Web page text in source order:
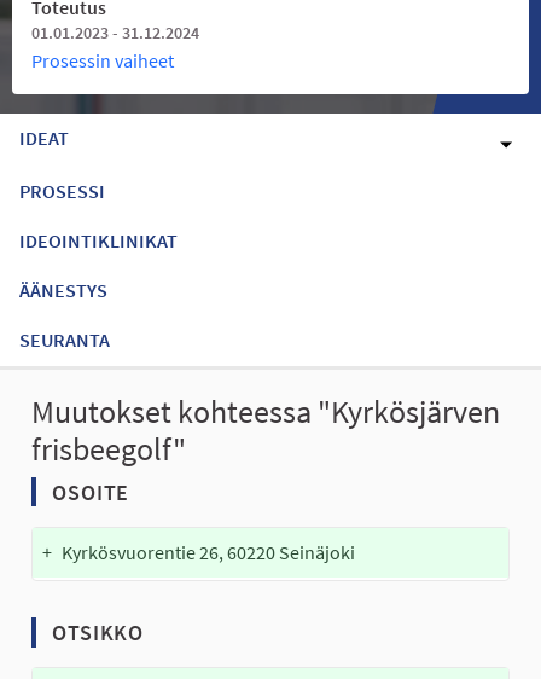
Toteutus
01.01.2023 - 31.12.2024
Prosessin vaiheet
IDEAT
PROSESSI
IDEOINTIKLINIKAT
ÄÄNESTYS
SEURANTA
Muutokset kohteessa "Kyrkösjärven
frisbeegolf"
OSOITE
+ Kyrkösvuorentie 26, 60220 Seinäjoki
OTSIKKO